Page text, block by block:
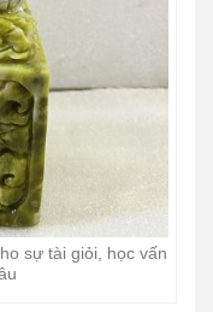
sự tài giỏi, học vấn